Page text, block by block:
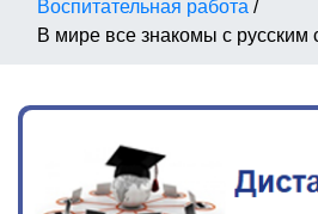
Воспитательная работа /
В мире все знакомы с русским